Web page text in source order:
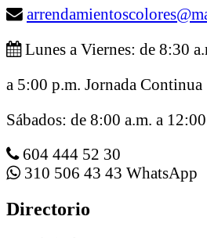
Lunes a Viernes: de 8:30
a 5:00 p.m. Jornada Continua
Sábados: de 8:00 a.m. a 12:00
604 444 52 30
310 506 43 43 WhatsApp
Directorio